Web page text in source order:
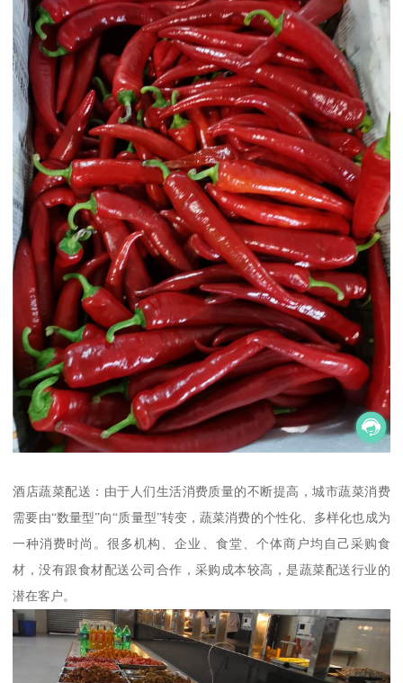
酒店蔬菜配送：由于人们生活消费质量的不断提高，城市蔬菜消费
需要由“数量型”向“质量型”转变，蔬菜消费的个性化、多样化也成为
一种消费时尚。很多机构、企业、食堂、个体商户均自己采购食
材，没有跟食材配送公司合作，采购成本较高，是蔬菜配送行业的
潜在客户。